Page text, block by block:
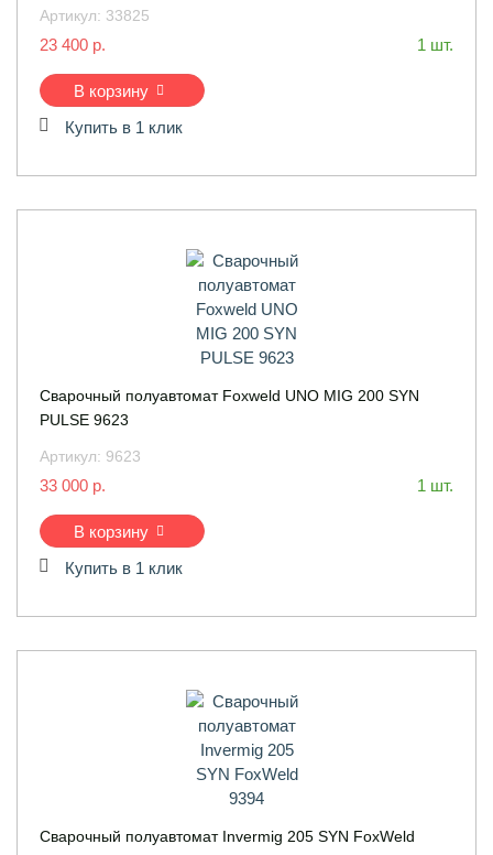
Артикул: 33825
23 400 р. 1 шт.
В корзину
Купить в 1 клик
Сварочный полуавтомат Foxweld UNO MIG 200 SYN
PULSE 9623
Артикул: 9623
33 000 р. 1 шт.
В корзину
Купить в 1 клик
Сварочный полуавтомат Invermig 205 SYN FoxWeld